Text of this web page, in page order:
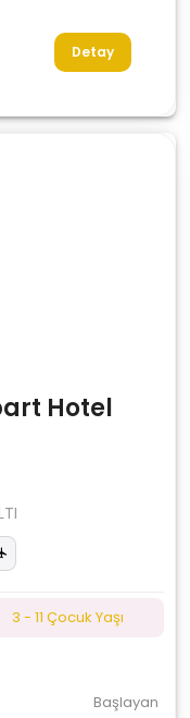
Detay
Hotel
3 - 11 Çocuk Yaşı
Başlayan